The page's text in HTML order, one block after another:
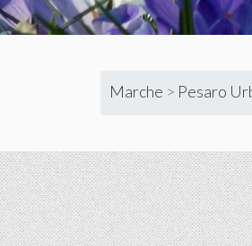
Marche > Pesaro